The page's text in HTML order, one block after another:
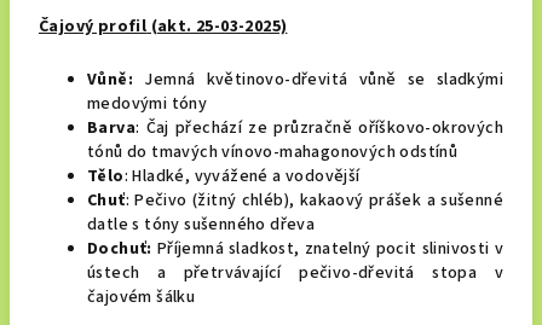
Čajový profil(akt. 25-03-2025)
Vůně: Jemná květinovo-dřevitá vůně se sladkými
medovými tóny
Barva: Čaj přechází ze průzračně oříškovo-okrových
tónů do tmavých vínovo-mahagonových odstínů
Tělo: Hladké, vyvážené a vodovější
Chuť: Pečivo (žitný chléb), kakaový prášek a sušenné
datle s tóny sušenného dřeva
Dochuť: Příjemná sladkost, znatelný pocit slinivosti v
ústech a přetrvávající pečivo-dřevitá stopa v
čajovém šálku